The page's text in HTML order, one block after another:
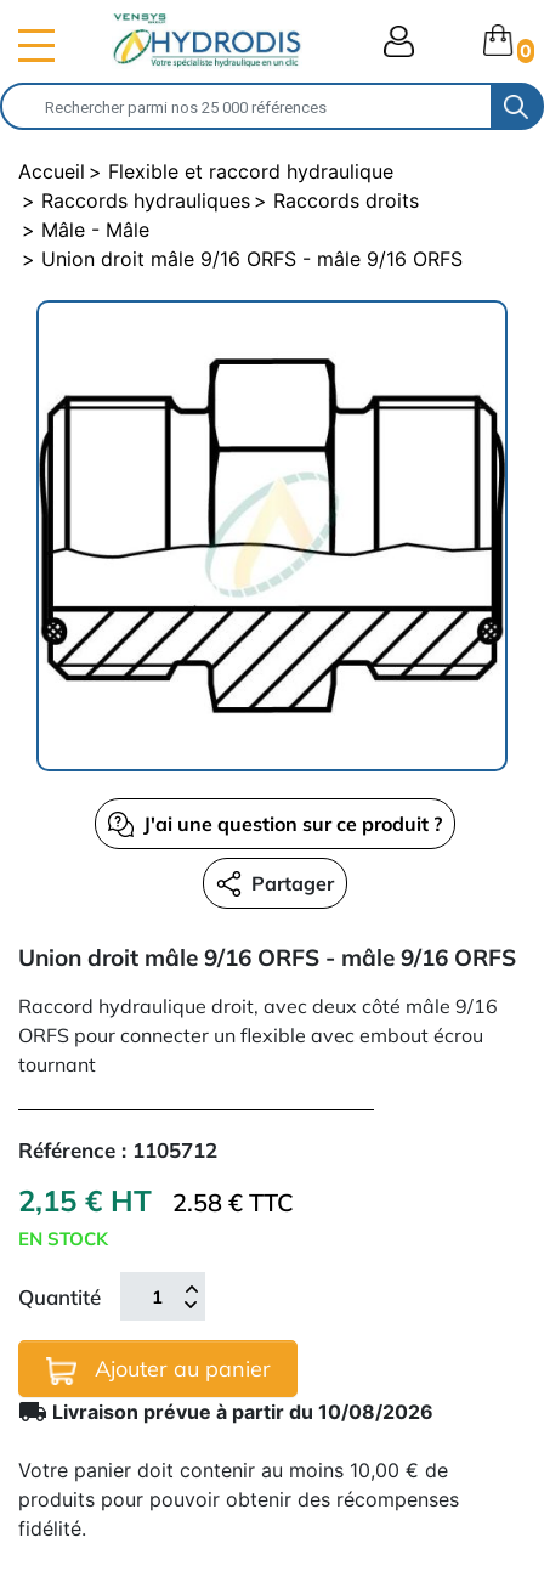
0
Accueil
Flexible et raccord hydraulique
Raccords hydrauliques
Raccords droits
Mâle - Mâle
Union droit mâle 9/16 ORFS - mâle 9/16 ORFS
J'ai une question sur ce produit ?
Partager
Union droit mâle 9/16 ORFS - mâle 9/16 ORFS
Raccord hydraulique droit, avec deux côté mâle 9/16
ORFS pour connecter un flexible avec embout écrou
tournant
Référence : 1105712
2,15 € HT 2.58 € TTC
EN STOCK
Quantité
Ajouter au panier
local_shipping Livraison prévue à partir du 10/08/2026
Votre panier doit contenir au moins 10,00 € de
produits pour pouvoir obtenir des récompenses
fidélité.